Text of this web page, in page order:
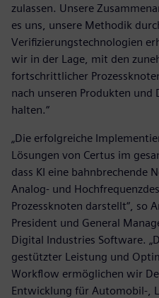
zulassen. Unsere
es uns, unsere Methodik
Verifizierungstechnologien
wir in der Lage, mit den
fortschrittlicher
nach unseren Produkten
halten.“
„Die erfolgreiche
Lösungen von Certus im
dass KI eine bahnbrechende
Analog- und
Prozessknoten darstellt“, so
President und General
Digital Industries Software.
gestützter Leistung und
Workflow ermöglichen wir
Entwicklung für Automobil-,